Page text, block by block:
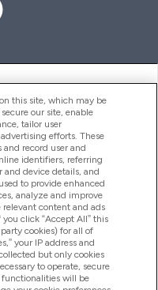
this site, which may be
our site, enable
tailor user
efforts. These
and record user and
identifiers, referring
and device details, and
to provide enhanced
analyze and improve
content and ads
click “Accept All” this
cookies) for all of
your IP address and
but only cookies
to operate, secure
functionalities will be